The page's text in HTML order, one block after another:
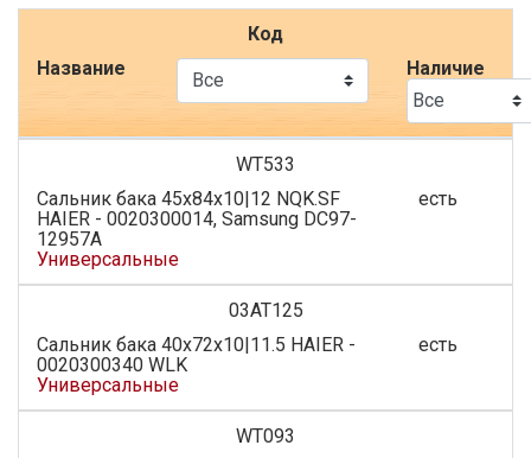
Код
Название
Наличие
WT533
Сальник бака 45x84x10|12 NQK.SF
HAIER - 0020300014, Samsung DC97-
12957A
Универсальные
есть
03AT125
Сальник бака 40x72x10|11.5 HAIER -
0020300340 WLK
Универсальные
есть
WT093